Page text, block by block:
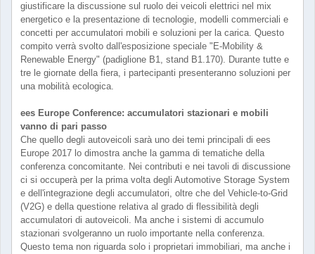
giustificare la discussione sul ruolo dei veicoli elettrici nel mix
energetico e la presentazione di tecnologie, modelli commerciali e
concetti per accumulatori mobili e soluzioni per la carica. Questo
compito verrà svolto dall'esposizione speciale "E-Mobility &
Renewable Energy" (padiglione B1, stand B1.170). Durante tutte e
tre le giornate della fiera, i partecipanti presenteranno soluzioni per
una mobilità ecologica.
ees Europe Conference: accumulatori stazionari e mobili
vanno di pari passo
Che quello degli autoveicoli sarà uno dei temi principali di ees
Europe 2017 lo dimostra anche la gamma di tematiche della
conferenza concomitante. Nei contributi e nei tavoli di discussione
ci si occuperà per la prima volta degli Automotive Storage System
e dell'integrazione degli accumulatori, oltre che del Vehicle-to-Grid
(V2G) e della questione relativa al grado di flessibilità degli
accumulatori di autoveicoli. Ma anche i sistemi di accumulo
stazionari svolgeranno un ruolo importante nella conferenza.
Questo tema non riguarda solo i proprietari immobiliari, ma anche i